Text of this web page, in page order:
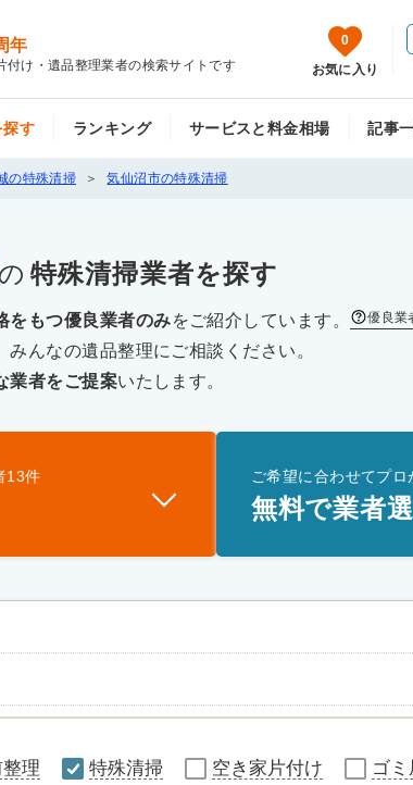
年
付け・遺品整理業者の検索サイトです
0
お気に入り
探す ランキング サービスと料金相場 記事
の特殊清掃 気仙沼市の特殊清掃
の 特殊清掃業者を探す
をもつ優良業者のみをご紹介しています。 優良業
みんなの遺品整理にご相談ください。
業者をご提案いたします。
13件 ご希望に合わせてプロ
無料で業者
理 特殊清掃 空き家片付け ゴ